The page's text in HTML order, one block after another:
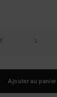
L
Ajouter au panier